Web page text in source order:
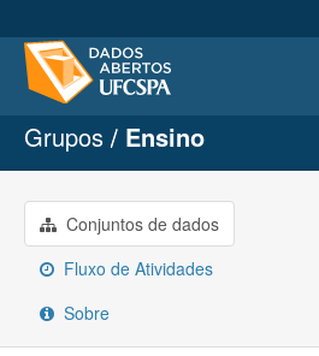
Conjuntos de dados
Organizações
Grupos
Sobre
Grupos Ensino
Conjuntos de dados
Fluxo de Atividades
Sobre